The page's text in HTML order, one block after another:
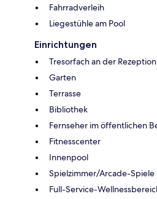
Fahrradverleih
Liegestühle am Pool
Einrichtungen
Tresorfach an der Rezeption
Garten
Terrasse
Bibliothek
Fernseher im öffentlichen
Fitnesscenter
Innenpool
Spielzimmer/Arcade-Spiele
Full-Service-